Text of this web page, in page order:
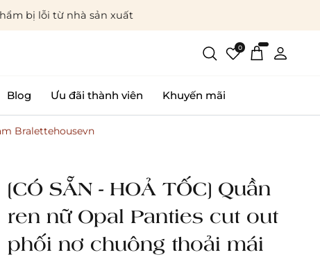
bị lỗi từ nhà sản xuất
0
Blog Ưu đãi thành viên Khuyến mãi
Bralettehousevn
[CÓ SẴN - HOẢ TỐC] Quần
ren nữ Opal Panties cut out
phối nơ chuông thoải mái